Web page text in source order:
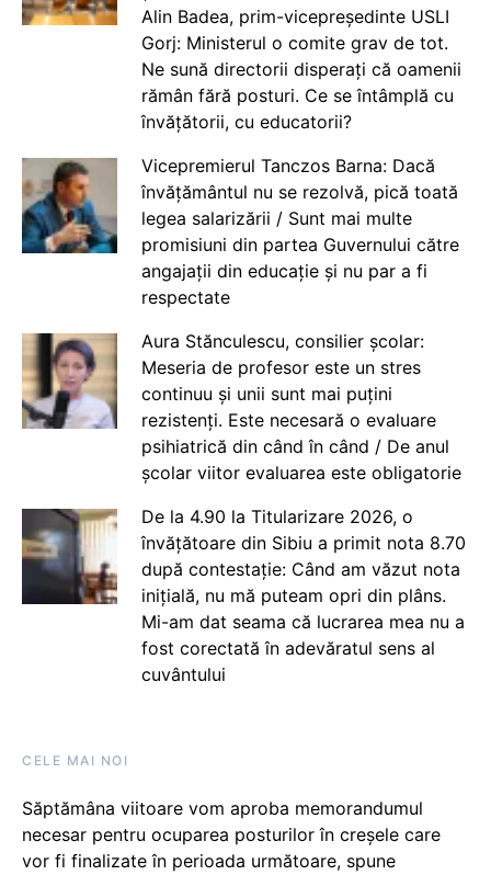
Alin Badea, prim-vicepreședinte USLI
Gorj: Ministerul o comite grav de tot.
Ne sună directorii disperați că oamenii
rămân fără posturi. Ce se întâmplă cu
învățătorii, cu educatorii?
Vicepremierul Tanczos Barna: Dacă
învățământul nu se rezolvă, pică toată
legea salarizării / Sunt mai multe
promisiuni din partea Guvernului către
angajații din educație și nu par a fi
respectate
Aura Stănculescu, consilier școlar:
Meseria de profesor este un stres
continuu și unii sunt mai puțini
rezistenți. Este necesară o evaluare
psihiatrică din când în când / De anul
școlar viitor evaluarea este obligatorie
De la 4.90 la Titularizare 2026, o
învățătoare din Sibiu a primit nota 8.70
după contestație: Când am văzut nota
inițială, nu mă puteam opri din plâns.
Mi-am dat seama că lucrarea mea nu a
fost corectată în adevăratul sens al
cuvântului
CELE MAI NOI
Săptămâna viitoare vom aproba memorandumul
necesar pentru ocuparea posturilor în creșele care
vor fi finalizate în perioada următoare, spune